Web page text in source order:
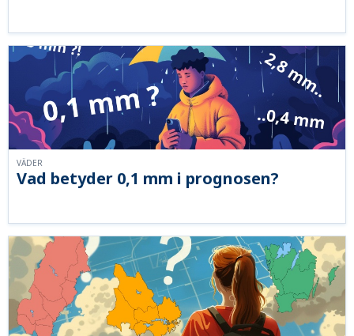
Vad betyder 0,1 mm i prognosen?
VÄDER